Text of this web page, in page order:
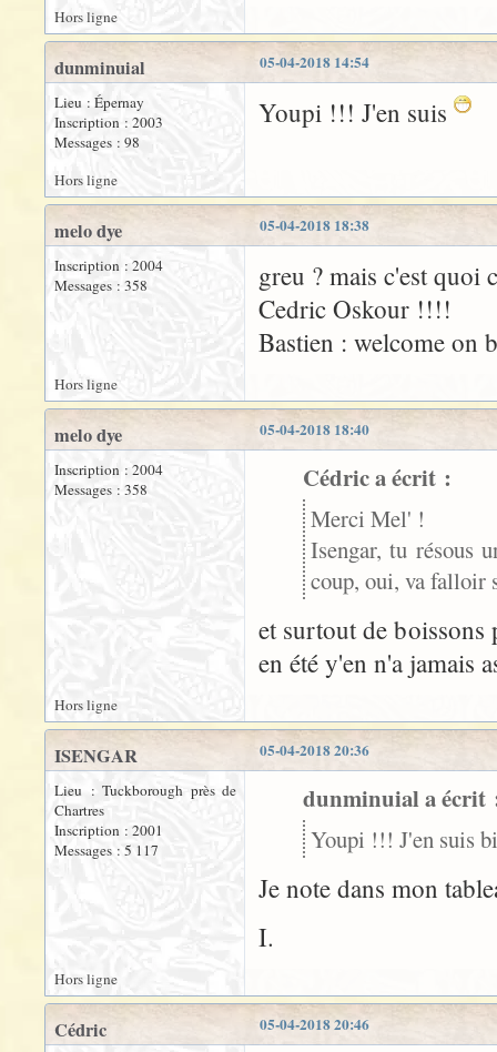
Hors ligne
05-04-2018 14:54
dunminuial
Lieu : Épernay
Inscription : 2003
Messages : 98
Youpi !!! J'en suis
Hors ligne
05-04-2018 18:38
melo dye
Inscription : 2004
Messages : 358
greu ? mais c'est quoi
Cedric Oskour !!!!
Bastien : welcome on
Hors ligne
05-04-2018 18:40
melo dye
Inscription : 2004
Messages : 358
Cédric a écrit :
Merci Mel' !
Isengar, tu résous
coup, oui, va falloir
et surtout de
en été y'en n'a jamais
Hors ligne
05-04-2018 20:36
ISENGAR
Lieu : Tuckborough près de
Chartres
Inscription : 2001
Messages : 5 117
dunminuial a écrit
Youpi !!! J'en suis
Je note dans mon
I.
Hors ligne
05-04-2018 20:46
Cédric